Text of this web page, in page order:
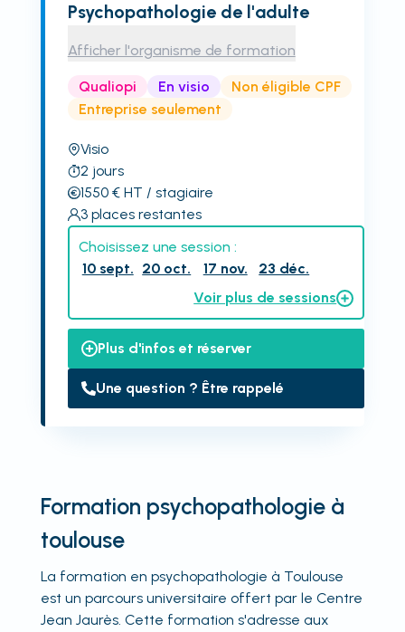
Psychopathologie de l'adulte
Afficher l'organisme de formation
Qualiopi En visio
Non éligible CPF
Entreprise seulement
Visio
2 jours
1550€ HT / stagiaire
3 places restantes
Choisissez une session :
10 sept. 20 oct. 17 nov.
23 déc.
Voir plus de sessions
Plus d'infos et réserver
Une question ? Être rappelé
Formation psychopathologie à
toulouse
La formation en psychopathologie à Toulouse
est un parcours universitaire offert par le Centre
Jean Jaurès. Cette formation s'adresse aux